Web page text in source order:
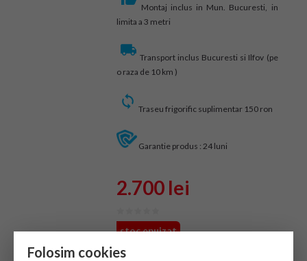
Montaj inclus in Mun. Bucuresti, in
limita a 3 metri
Transport inclus Bucuresti si Ilfov (pe
o raza de 10 km )
Traseu frigorific suplimentar 150 ron
Garantie produs : 24 luni
2.700 lei
stoc epuizat
Folosim cookies